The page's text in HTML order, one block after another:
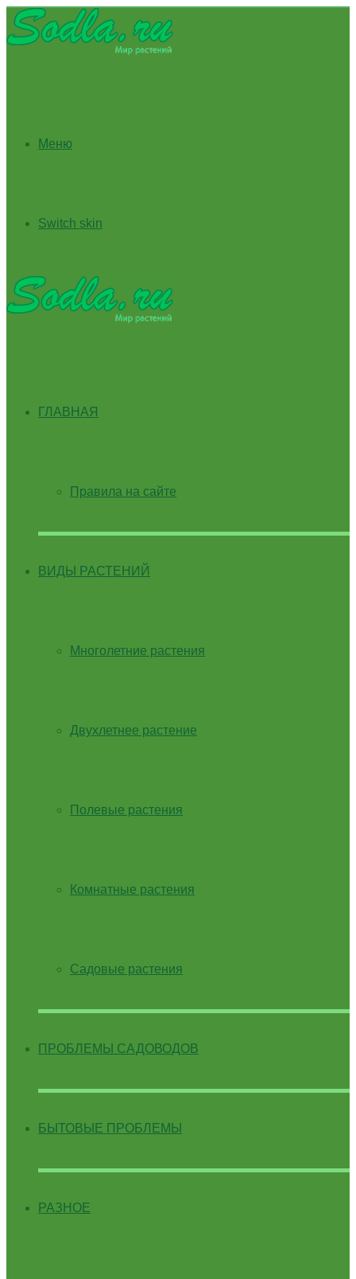
Меню
Switch skin
ГЛАВНАЯ
Правила на сайте
ВИДЫ РАСТЕНИЙ
Многолетние растения
Двухлетнее растение
Полевые растения
Комнатные растения
Садовые растения
ПРОБЛЕМЫ САДОВОДОВ
БЫТОВЫЕ ПРОБЛЕМЫ
РАЗНОЕ